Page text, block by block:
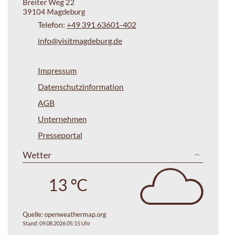
39104 Magdeburg
Telefon: +49 391 63601-402
info@visitmagdeburg.de
Impressum
Datenschutzinformation
AGB
Unternehmen
Presseportal
Wetter
13 °C
Quelle:openweathermap.org
Stand: 09.08.2026 05:15 Uhr